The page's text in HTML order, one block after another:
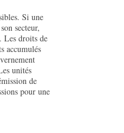
Si une
secteur,
Les droits de
accumulés
unités
de
pour une